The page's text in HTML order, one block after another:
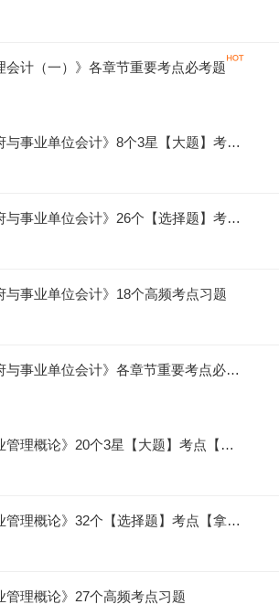
会计（一）》各章节重要考点必考题
与事业单位会计》8个3星【大题】考点
与事业单位会计》26个【选择题】考点
与事业单位会计》18个高频考点习题
与事业单位会计》各章节重要考点必考
管理概论》20个3星【大题】考点【拿
管理概论》32个【选择题】考点【拿分
管理概论》27个高频考点习题